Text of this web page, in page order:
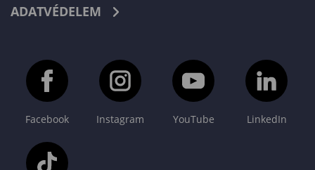
ADATVÉDELEM
Facebook Instagram YouTube LinkedIn